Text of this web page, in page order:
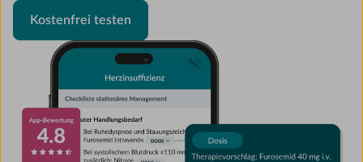
Kostenfrei testen